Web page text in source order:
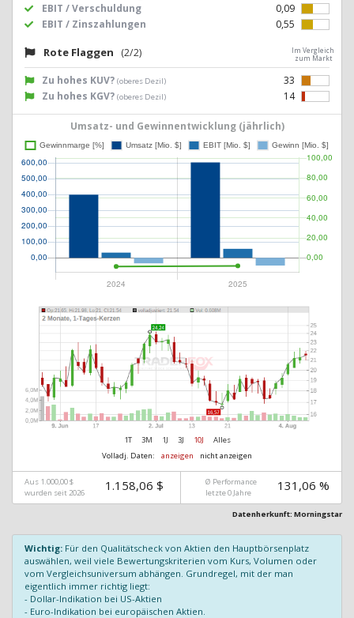
EBIT / Verschuldung
0,09
EBIT / Zinszahlungen
0,55
Rote Flaggen (2/2)
Im Vergleich
zum Markt
Zu hohes KUV? (oberes Dezil)
33
Zu hohes KGV? (oberes Dezil) 14
Umsatz- und Gewinnentwicklung (jährlich)
1T 3M 1J 3J 10J
Alles
Volladj. Daten:
anzeigen nicht anzeigen
Aus 1.000,00 $
wurden seit 2026
1.158,06 $
Ø Performance
letzte 0 Jahre
131,06 %
Datenherkunft: Morningstar
Wichtig: Für den Qualitätscheck von Aktien den Hauptbörsenplatz
auswählen, weil viele Bewertungskriterien vom Kurs, Volumen oder
vom Vergleichsuniversum abhängen. Grundregel, mit der man
eigentlich immer richtig liegt:
- Dollar-Indikation bei US-Aktien
- Euro-Indikation bei europäischen Aktien.